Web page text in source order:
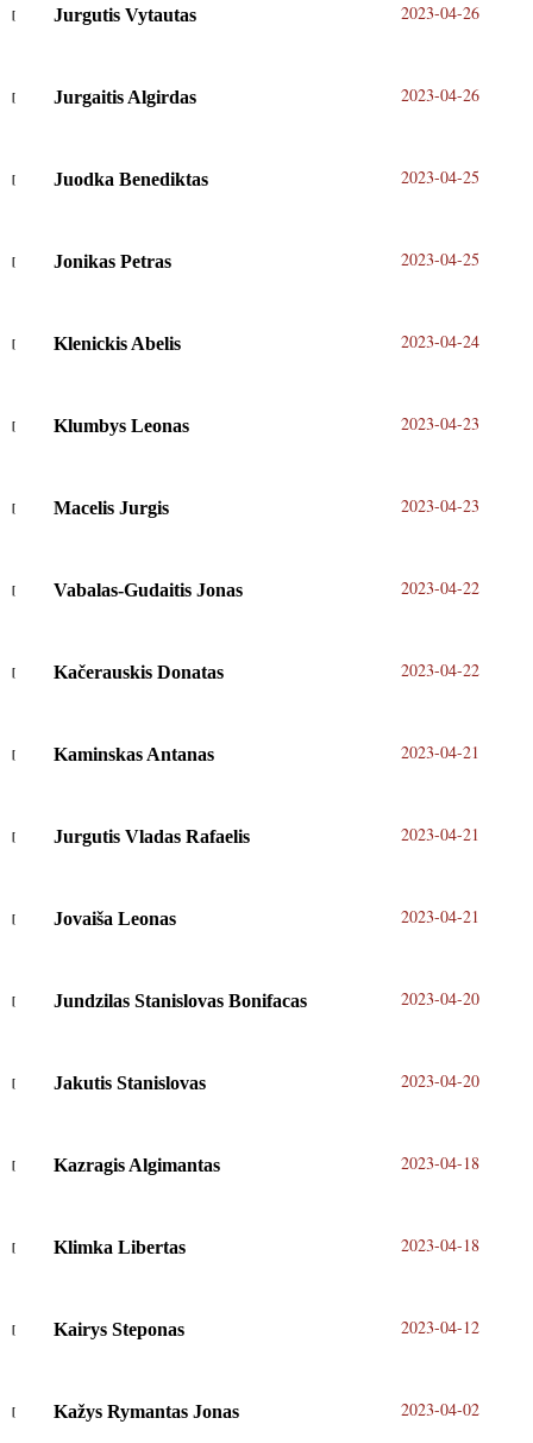
Jurgutis Vytautas 2023-04-26
Jurgaitis Algirdas 2023-04-26
Juodka Benediktas 2023-04-25
Jonikas Petras 2023-04-25
Klenickis Abelis 2023-04-24
Klumbys Leonas 2023-04-23
Macelis Jurgis 2023-04-23
Vabalas-Gudaitis Jonas 2023-04-22
Kačerauskis Donatas 2023-04-22
Kaminskas Antanas 2023-04-21
Jurgutis Vladas Rafaelis 2023-04-21
Jovaiša Leonas 2023-04-21
Jundzilas Stanislovas Bonifacas 2023-04-20
Jakutis Stanislovas 2023-04-20
Kazragis Algimantas 2023-04-18
Klimka Libertas 2023-04-18
Kairys Steponas 2023-04-12
Kažys Rymantas Jonas 2023-04-02